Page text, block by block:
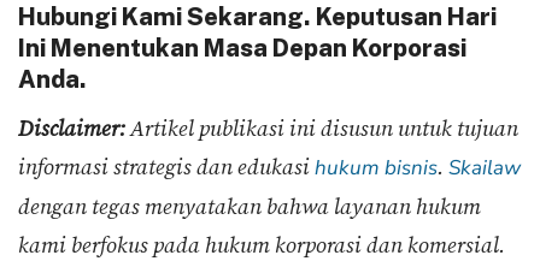
Hubungi Kami Sekarang. Keputusan Hari
Ini Menentukan Masa Depan Korporasi
Anda.
Disclaimer:Artikel publikasi ini disusun untuk tujuan
informasi strategis dan edukasihukum bisnis. Skailaw
dengan tegas menyatakan bahwa layanan hukum
kami berfokus pada hukum korporasi dan komersial.